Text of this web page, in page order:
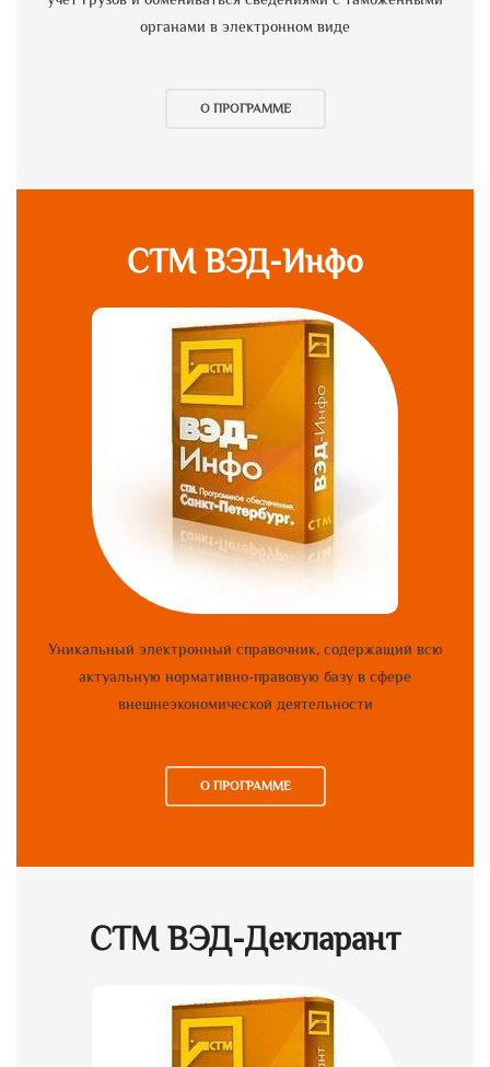
органами в электронном виде
О ПРОГРАММЕ
СТМ ВЭД-Инфо
Уникальный электронный справочник, содержащий всю
актуальную нормативно-правовую базу в сфере
внешнеэкономической деятельности
О ПРОГРАММЕ
СТМ ВЭД-Декларант